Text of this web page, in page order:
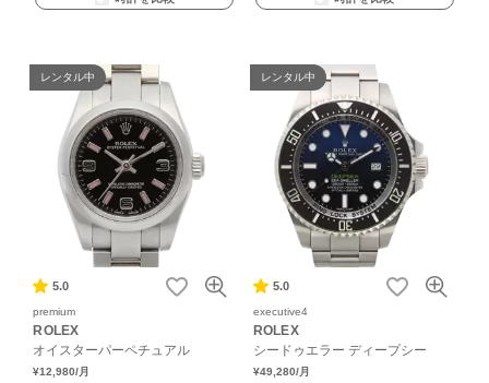
レンタル中
5.0
premium
ROLEX
オイスターパーペチュアル
¥12,980/月
レンタル中
5.0
executive4
ROLEX
シードゥエラー ディープシー
¥49,280/月